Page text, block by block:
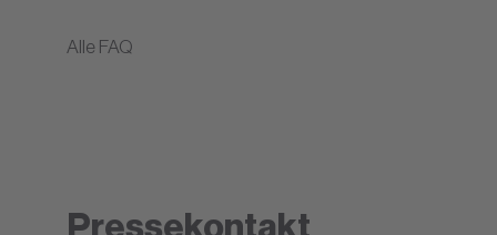
Alle FAQ
Pressekontakt